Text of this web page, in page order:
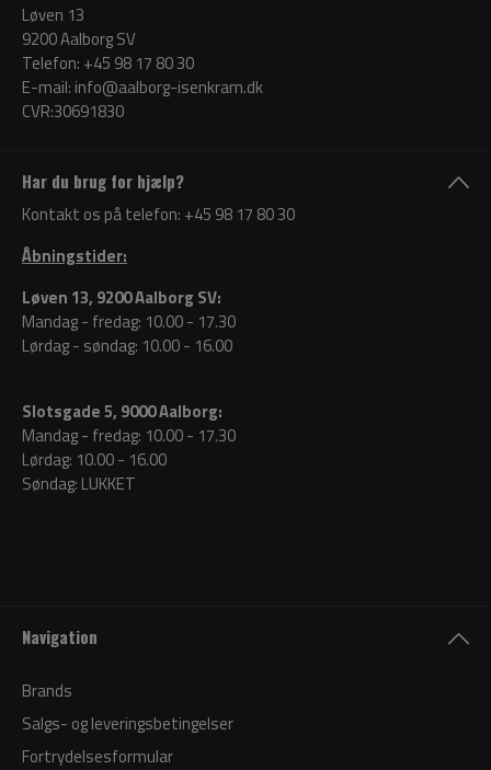
Har du brug for hjælp?
Kontakt os på telefon: +45 98 17 80 30
Åbningstider:
Løven 13, 9200 Aalborg SV:
Mandag - fredag: 10.00 - 17.30
Lørdag - søndag: 10.00 - 16.00
Slotsgade 5, 9000 Aalborg:
Mandag - fredag: 10.00 - 17.30
Lørdag: 10.00 - 16.00
Søndag: LUKKET
Løven 13
9200 Aalborg SV
Telefon: +45 98 17 80 30
E-mail: info@aalborg-isenkram.dk
CVR:30691830
Navigation
Brands
Salgs- og leveringsbetingelser
Fortrydelsesformular